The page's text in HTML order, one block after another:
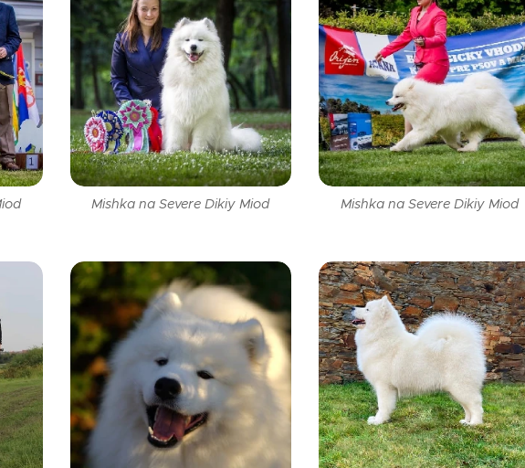
Mishka na Severe Dikiy Miod Mishka na Severe Dikiy Miod